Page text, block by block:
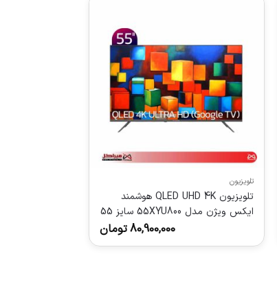
تلویزیون
تلویزیون QLED UHD 4K هوشمند
ایکس ویژن مدل 55XYU800 سایز 55
80,900,000تومان